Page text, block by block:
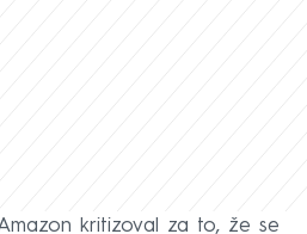
kritizoval za to, že se